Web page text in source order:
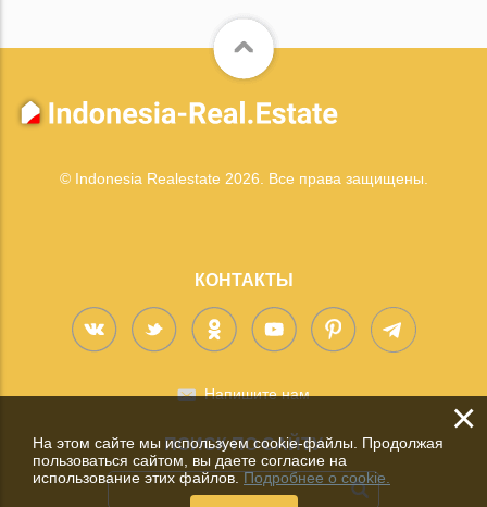
© Indonesia Realestate 2026. Все права защищены.
КОНТАКТЫ
Напишите нам
ПОИСК ПО САЙТУ
×
На этом сайте мы используем cookie-файлы. Продолжая
пользоваться сайтом, вы даете согласие на
использование этих файлов.Подробнее о cookie.